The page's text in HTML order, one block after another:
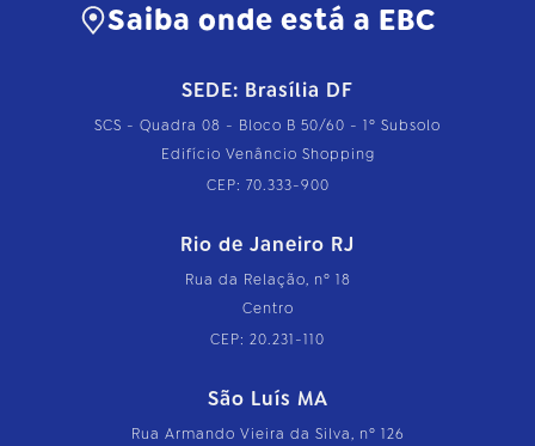
Saiba onde está a EBC
SEDE: Brasília DF
SCS - Quadra 08 - Bloco B 50/60 - 1º Subsolo
Edifício Venâncio Shopping
CEP: 70.333-900
Rio de Janeiro RJ
Rua da Relação, nº 18
Centro
CEP: 20.231-110
São Luís MA
Rua Armando Vieira da Silva, nº 126